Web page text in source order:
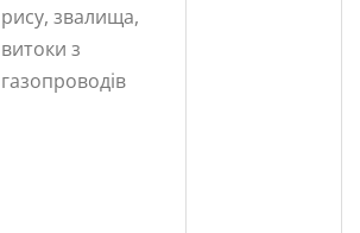
рису, звалища,
витоки з
газопроводів